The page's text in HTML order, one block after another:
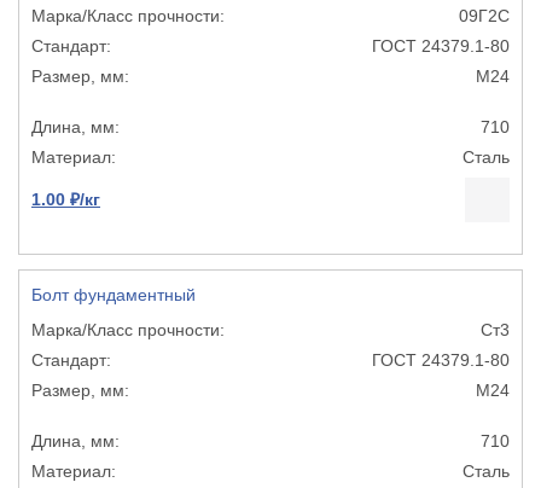
09Г2С
ГОСТ 24379.1-80
М24
710
Сталь
1.00 ₽/кг
Болт фундаментный
Ст3
ГОСТ 24379.1-80
М24
710
Сталь